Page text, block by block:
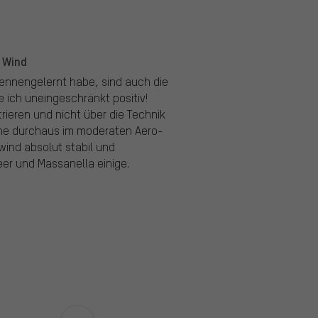
habe, sind auch die
ich uneingeschränkt positiv!
und nicht über die Technik
durchaus im moderaten Aero-
absolut stabil und
und Massanella einige.